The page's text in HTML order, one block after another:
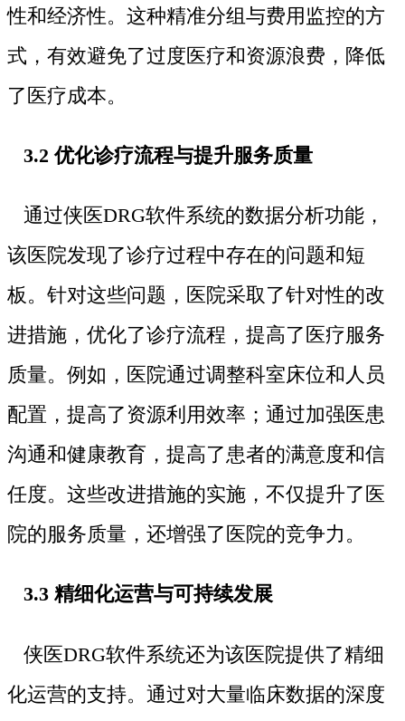
性和经济性。这种精准分组与费用监控的方
式，有效避免了过度医疗和资源浪费，降低
了医疗成本。
3.2 优化诊疗流程与提升服务质量
通过侠医DRG软件系统的数据分析功能，
该医院发现了诊疗过程中存在的问题和短
板。针对这些问题，医院采取了针对性的改
进措施，优化了诊疗流程，提高了医疗服务
质量。例如，医院通过调整科室床位和人员
配置，提高了资源利用效率；通过加强医患
沟通和健康教育，提高了患者的满意度和信
任度。这些改进措施的实施，不仅提升了医
院的服务质量，还增强了医院的竞争力。
3.3 精细化运营与可持续发展
侠医DRG软件系统还为该医院提供了精细
化运营的支持。通过对大量临床数据的深度